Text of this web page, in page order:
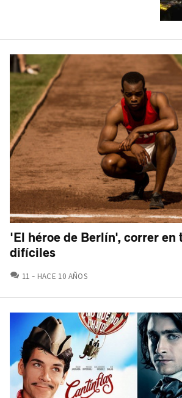
'El héroe de Berlín', correr en
difíciles
11 COMENTARIOS
HACE 10 AÑOS